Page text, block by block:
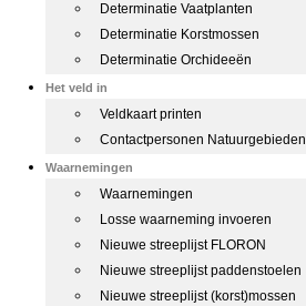
Determinatie Vaatplanten
Determinatie Korstmossen
Determinatie Orchideeën
Het veld in
Veldkaart printen
Contactpersonen Natuurgebieden
Waarnemingen
Waarnemingen
Losse waarneming invoeren
Nieuwe streeplijst FLORON
Nieuwe streeplijst paddenstoelen
Nieuwe streeplijst (korst)mossen